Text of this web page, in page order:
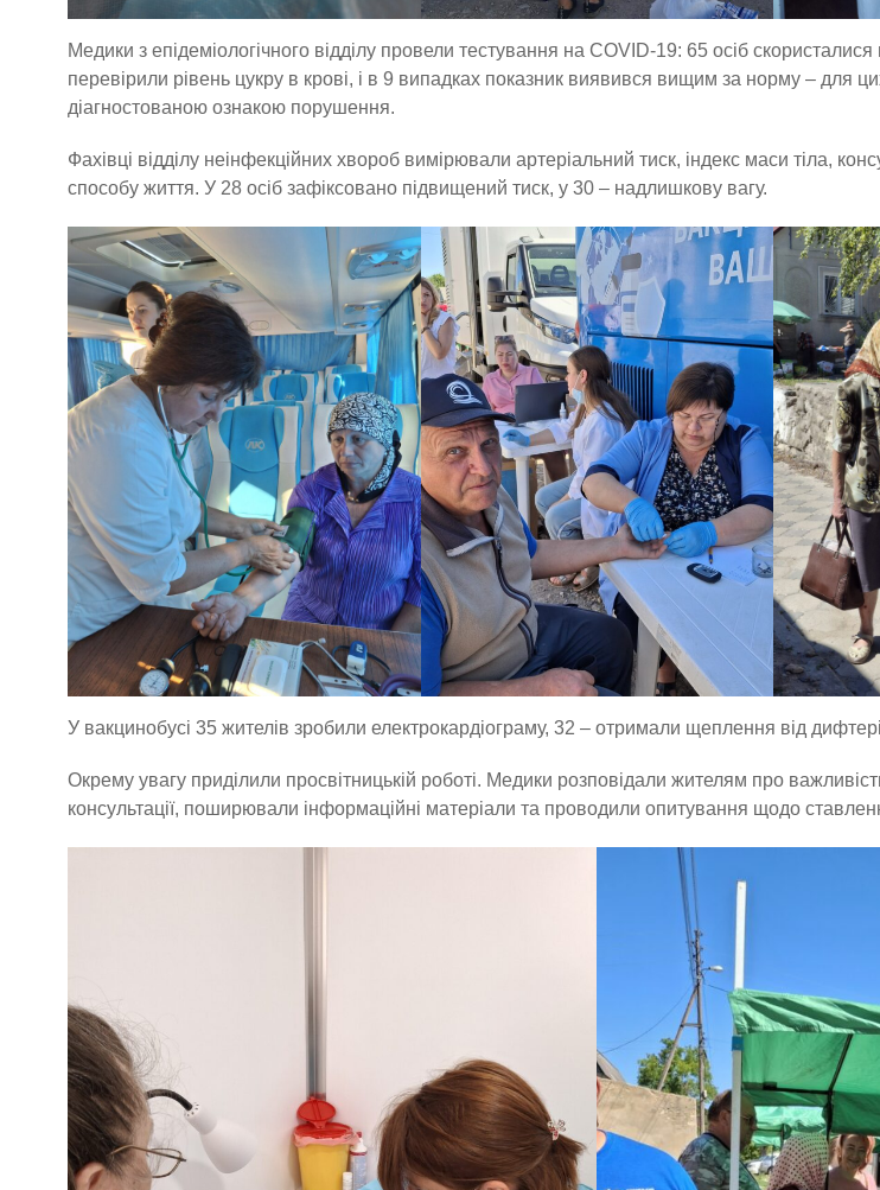
Медики з епідеміологічного відділу провели тестування на COVID-19: 65 осіб
перевірили рівень цукру в крові, і в 9 випадках показник виявився вищим за норму – для
діагностованою ознакою порушення.
Фахівці відділу неінфекційних хвороб вимірювали артеріальний тиск, індекс маси тіла,
способу життя. У 28 осіб зафіксовано підвищений тиск, у 30 – надлишкову вагу.
У вакцинобусі 35 жителів зробили електрокардіограму, 32 – отримали щеплення від
Окрему увагу приділили просвітницькій роботі. Медики розповідали жителям про
консультації, поширювали інформаційні матеріали та проводили опитування щодо